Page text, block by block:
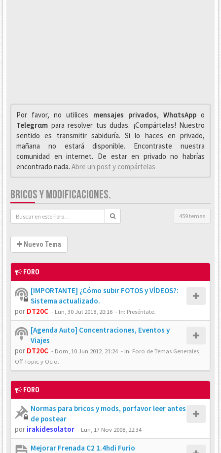
Por favor, no utilices mensajes privados, WhαtsAppo
Telegrαm para resolver tus dudas. ¡Compártelas! Nuestro
sentido es transmitir sabiduría. Si lo haces en privado,
mañana no estará disponible. Encontraste nuestra
comunidad en internet. De estar en privado no habrías
encontrado nada. Abre un post y compártelas
BRICOS Y MODIFICACIONES.
459 temas
Nuevo Tema
FORO
[IMPORTANTE] ¿Cómo subir FOTOS y VÍDEOS?:
Sistema actualizado.
por DT20C - Lun, 30 Jul 2018, 20:16 - In: Preséntate.
[Agenda Auto] Concentraciones, Eventos y
Viajes
por DT20C - Dom, 10 Jun 2012, 21:24 - In: Foro de Temas Generales,
Off Topic y Ocio.
FORO
Normas para bricos y mods, porfavor leer antes
de postear
por irakidesolator - Lun, 17 Nov 2008, 22:34
Mejorar Frenada C2 1.4hdi Furio